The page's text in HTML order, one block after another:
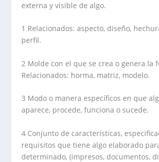
externa y visible de algo.
1 Relacionados: aspecto, diseño,
perfil.
2 Molde con el que se crea o genera la
Relacionados: horma, matriz, modelo.
3 Modo o manera específicos en que
aparece, procede, funciona o sucede.
4 Conjunto de características,
requisitos que tiene algo elaborado
determinado, (impresos, documentos,